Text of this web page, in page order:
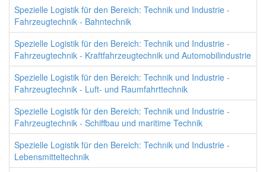
Spezielle Logistik für den Bereich: Technik und Industrie -
Fahrzeugtechnik - Bahntechnik
Spezielle Logistik für den Bereich: Technik und Industrie -
Fahrzeugtechnik - Kraftfahrzeugtechnik und Automobilindustrie
Spezielle Logistik für den Bereich: Technik und Industrie -
Fahrzeugtechnik - Luft- und Raumfahrttechnik
Spezielle Logistik für den Bereich: Technik und Industrie -
Fahrzeugtechnik - Schiffbau und maritime Technik
Spezielle Logistik für den Bereich: Technik und Industrie -
Lebensmitteltechnik